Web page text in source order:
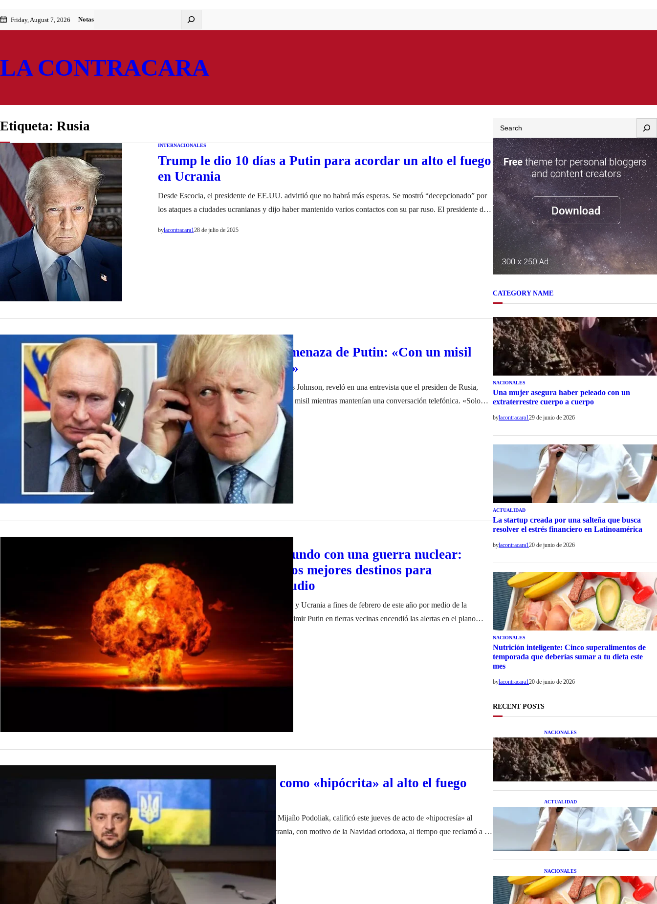
al
contenido
to
content
Friday, August 7, 2026 Notas
LA CONTRACARA
Etiqueta: Rusia
INTERNACIONALES
Trump le dio 10 días a Putin para acordar un alto el fuego
en Ucrania
Desde Escocia, el presidente de EE.UU. advirtió que no habrá más esperas. Se mostró “decepcionado” por
los ataques a ciudades ucranianas y dijo haber mantenido varios contactos con su par ruso. El presidente de
bylacontracara128 de julio de 2025
INTERNACIONALES
Boris Johnson reveló amenaza de Putin: «Con un misil
solo tomaría un minuto»
El exprimer ministro del Reino Unido, Boris Johnson, reveló en una entrevista que el presiden de Rusia,
Vladimir Putin, lo amenazó con arrojarle un misil mientras mantenían una conversación telefónica. «Solo
tomaría un minuto», contó el exfuncionario británico, que habría expresado el mandatario ruso. La
conversación en la que este episodio habría ocurrido fue durante…
byLa Contracara 30 de enero de 2023
Rusia AMENAZA al mundo con una guerra nuclear:
Argentina y Australia los mejores destinos para
sobrevivir según un estudio
La irrupción del conflicto bélico entre Rusia y Ucrania a fines de febrero de este año por medio de la
invasión provocada por el gobierno de Vladimir Putin en tierras vecinas encendió las alertas en el plano
internacional respecto a la posibilidad de una escalada que pudiera terminar en una guerra nuclear. Ante este
hipotético…
byLa Contracara19 de enero de 2023
En Ucrania califican como «hipócrita» al alto el fuego
ruso
Un asesor de la presidencia ucraniana, Mijaílo Podoliak, calificó este jueves de acto de «hipocresía» al
anuncio ruso de un alto el fuego en Ucrania, con motivo de la Navidad ortodoxa, al tiempo que reclamó a las
tropas de Moscú que abandonen el país. «Rusia debe abandonar los territorios ocupados, solo entonces
habrá una ‘tregua…
by
CATEGORY NAME
NACIONALES
Una mujer asegura haber peleado con un
extraterrestre cuerpo a cuerpo
bylacontracara129 de junio de 2026
ACTUALIDAD
La startup creada por una salteña que busca
resolver el estrés financiero en Latinoamérica
bylacontracara120 de junio de 2026
NACIONALES
Nutrición inteligente: Cinco superalimentos de
temporada que deberías sumar a tu dieta este
mes
bylacontracara120 de junio de 2026
RECENT POSTS
NACIONALES
Una mujer asegura haber peleado
con un extraterrestre cuerpo a
cuerpo
ACTUALIDAD
La startup creada por una salteña
que busca resolver el estrés
financiero en Latinoamérica
NACIONALES
Nutrición inteligente: Cinco
superalimentos de temporada que
deberías sumar a tu dieta este mes